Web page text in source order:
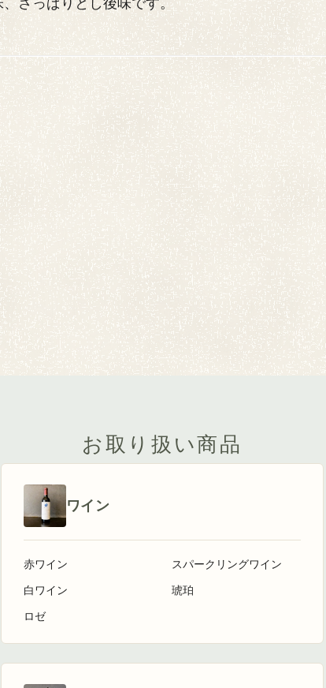
さっぱりとし後味です。
お取り扱い商品
ワイン
赤ワイン
白ワイン
ロゼ
スパークリングワイン
琥珀